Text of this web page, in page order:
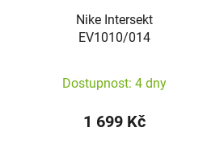
Nike Intersekt
EV1010/014
Dostupnost: 4 dny
1 699 Kč